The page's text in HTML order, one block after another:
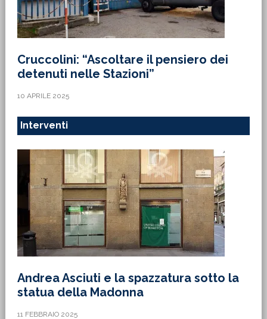
Cruccolini: “Ascoltare il pensiero dei
detenuti nelle Stazioni”
10 APRILE 2025
Interventi
Andrea Asciuti e la spazzatura sotto la
statua della Madonna
11 FEBBRAIO 2025